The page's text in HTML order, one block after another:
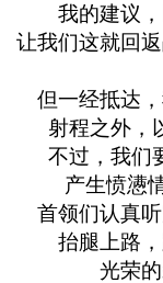
我的建议
让我们这就回
但一经抵达
射程之外，
不过，我
产生愤懑
首领们认真
抬腿上路
光荣